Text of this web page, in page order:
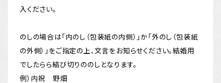
入ください。
のしの場合は「内のし（包装紙の内側）」か「外のし（包装紙
の外側）」をご指定の上、文言をお知らせください。結婚用
でしたらら結び切りののしとなります。
例）内祝 野畑